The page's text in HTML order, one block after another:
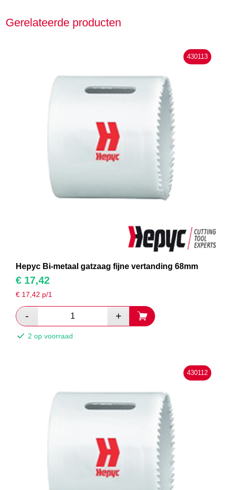
Gerelateerde producten
430113
Hepyc Bi-metaal gatzaag fijne vertanding 68mm
€ 17,42
€ 17,42 p/1
2 op voorraad
430112